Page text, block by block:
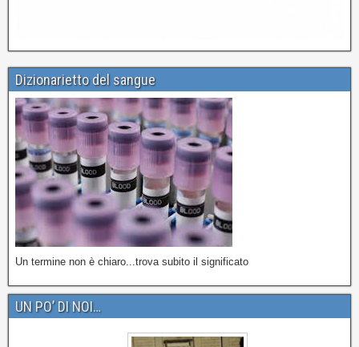
Dizionarietto del sangue
Un termine non è chiaro...trova subito il significato
UN PO’ DI NOI…